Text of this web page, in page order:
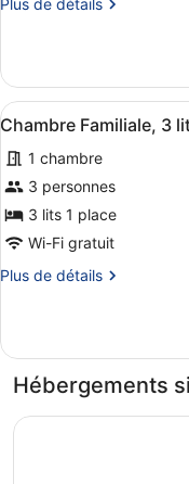
Room
Plus de détails
le
type
de
Original
Twin
Room
Afficher
toutes
les
photos
pour
ce
de
Familiale,
lits
une
5
Chambre Familiale, 3
1 chambre
3 personnes
3 lits 1 place
Wi-Fi gratuit
Plus de détails
Plus
le
de
Chambre
Hébergements
Royal Eagle Hotel